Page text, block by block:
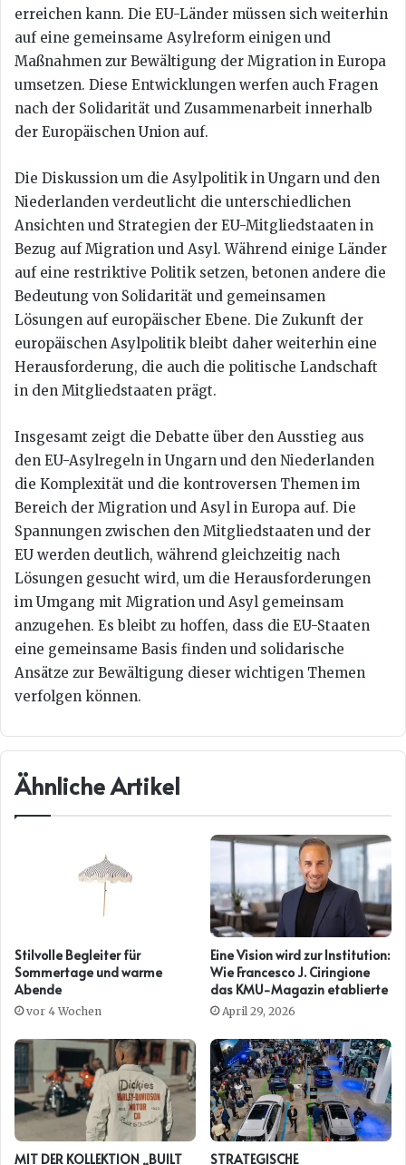
erreichen kann. Die EU-Länder müssen sich weiterhin
auf eine gemeinsame Asylreform einigen und
Maßnahmen zur Bewältigung der Migration in Europa
umsetzen. Diese Entwicklungen werfen auch Fragen
nach der Solidarität und Zusammenarbeit innerhalb
der Europäischen Union auf.
Die Diskussion um die Asylpolitik in Ungarn und den
Niederlanden verdeutlicht die unterschiedlichen
Ansichten und Strategien der EU-Mitgliedstaaten in
Bezug auf Migration und Asyl. Während einige Länder
auf eine restriktive Politik setzen, betonen andere die
Bedeutung von Solidarität und gemeinsamen
Lösungen auf europäischer Ebene. Die Zukunft der
europäischen Asylpolitik bleibt daher weiterhin eine
Herausforderung, die auch die politische Landschaft
in den Mitgliedstaaten prägt.
Insgesamt zeigt die Debatte über den Ausstieg aus
den EU-Asylregeln in Ungarn und den Niederlanden
die Komplexität und die kontroversen Themen im
Bereich der Migration und Asyl in Europa auf. Die
Spannungen zwischen den Mitgliedstaaten und der
EU werden deutlich, während gleichzeitig nach
Lösungen gesucht wird, um die Herausforderungen
im Umgang mit Migration und Asyl gemeinsam
anzugehen. Es bleibt zu hoffen, dass die EU-Staaten
eine gemeinsame Basis finden und solidarische
Ansätze zur Bewältigung dieser wichtigen Themen
verfolgen können.
Ähnliche Artikel
Stilvolle Begleiter für
Sommertage und warme
Abende
vor 4 Wochen
Eine Vision wird zur Institution:
Wie Francesco J. Ciringione
das KMU-Magazin etablierte
April 29, 2026
MIT DER KOLLEKTION „BUILT
STRATEGISCHE